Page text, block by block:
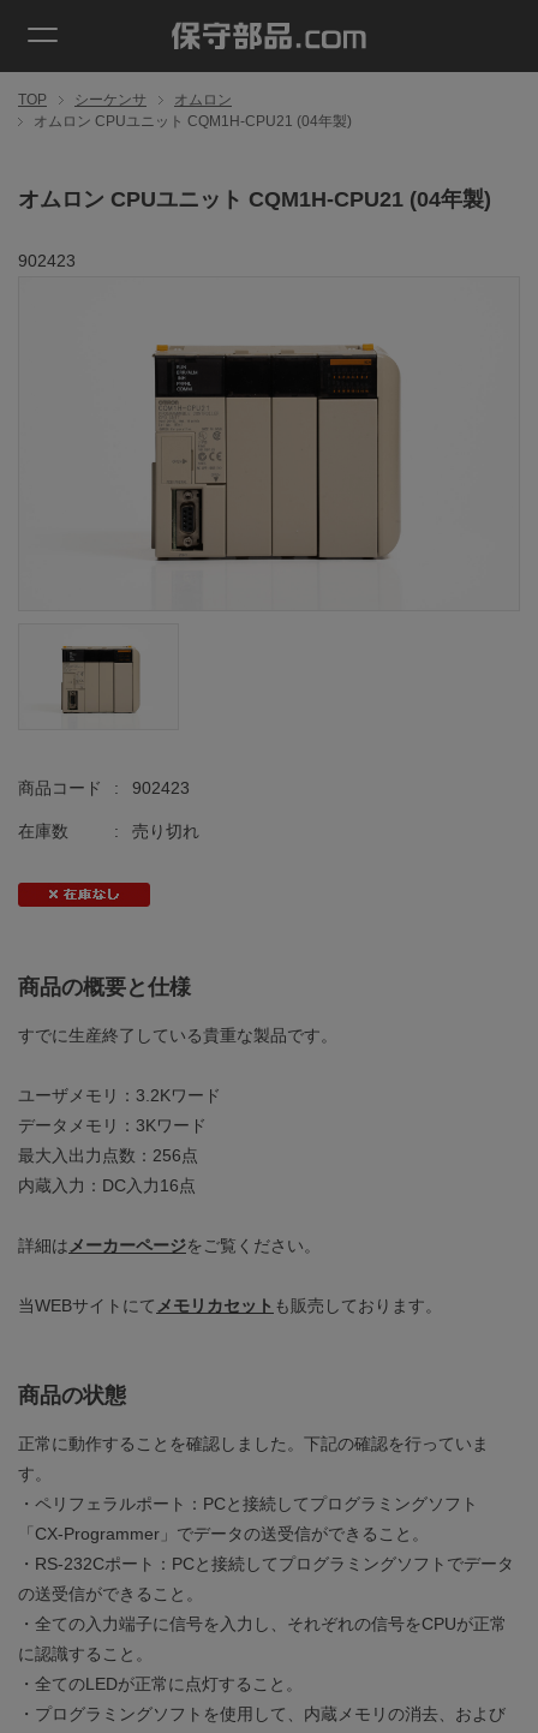
TOP シーケンサ
オムロン
オムロン CPUユニット CQM1H-CPU21 (04年製)
オムロン CPUユニット CQM1H-CPU21 (04年製)
902423
商品コード : 902423
在庫数 : 売り切れ
商品の概要と仕様
すでに生産終了している貴重な製品です。
ユーザメモリ：3.2Kワード
データメモリ：3Kワード
最大入出力点数：256点
内蔵入力：DC入力16点
詳細はメーカーページをご覧ください。
当WEBサイトにてメモリカセット も販売しております。
商品の状態
正常に動作することを確認しました。下記の確認を行っていま
す。
・ペリフェラルポート：PCと接続してプログラミングソフト
「CX-Programmer」でデータの送受信ができること。
・RS-232Cポート：PCと接続してプログラミングソフトでデータ
の送受信ができること。
・全ての入力端子に信号を入力し、それぞれの信号をCPUが正常
に認識すること。
・全てのLEDが正常に点灯すること。
・プログラミングソフトを使用して、内蔵メモリの消去、および